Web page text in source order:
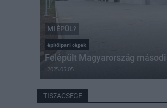
MI ÉPÜL?
építőipari cégek
Felépült Magyarország
2025.05.05
TISZACSEGE